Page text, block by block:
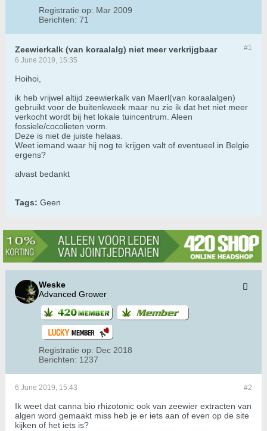
Registratie op: Mar 2009
Berichten: 71
#1
Zeewierkalk (van koraalalg) niet meer verkrijgbaar
6 June 2019, 15:35
Hoihoi,
ik heb vrijwel altijd zeewierkalk van Maerl(van koraalalgen)
gebruikt voor de buitenkweek maar nu zie ik dat het niet meer
verkocht wordt bij het lokale tuincentrum. Aleen
fossiele/cocolieten vorm.
Deze is niet de juiste helaas.
Weet iemand waar hij nog te krijgen valt of eventueel in Belgie
ergens?
alvast bedankt
Tags: Geen
Weske
Advanced Grower
Registratie op: Dec 2018
Berichten: 1237
#2
6 June 2019, 15:43
Ik weet dat canna bio rhizotonic ook van zeewier extracten van
algen word gemaakt miss heb je er iets aan of even op de site
kijken of het iets is?